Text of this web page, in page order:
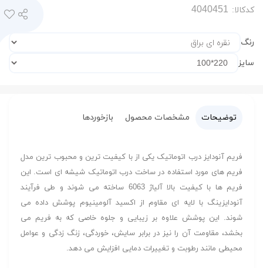
کدکالا:
رنگ
سایز
توضیحات مشخصات محصول بازخوردها
فریم آنودایز درب اتوماتیک یکی از با کیفیت ترین و محبوب ترین مدل
فریم های مورد استفاده در ساخت درب اتوماتیک شیشه ای است. این
فریم ها با کیفیت بالا آلیاژ 6063 ساخته می شوند و طی فرآیند
آنودایزینگ با لایه ای مقاوم از اکسید آلومینیوم پوشش داده می
شوند. این پوشش علاوه بر زیبایی و جلوه خاصی که به فریم می
بخشد، مقاومت آن را نیز در برابر سایش، خوردگی، زنگ زدگی و عوامل
محیطی مانند رطوبت و تغییرات دمایی افزایش می دهد.